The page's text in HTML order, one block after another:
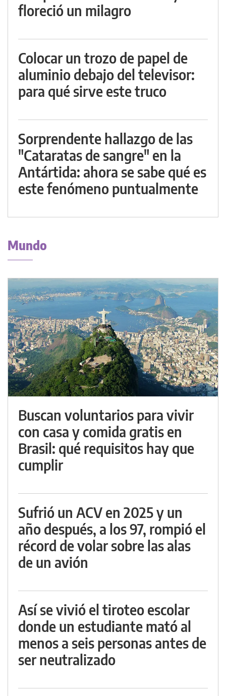
floreció un milagro
Colocar un trozo de papel de
aluminio debajo del televisor:
para qué sirve este truco
Sorprendente hallazgo de las
"Cataratas de sangre" en la
Antártida: ahora se sabe qué es
este fenómeno puntualmente
Mundo
Buscan voluntarios para vivir
con casa y comida gratis en
Brasil: qué requisitos hay que
cumplir
Sufrió un ACV en 2025 y un
año después, a los 97, rompió el
récord de volar sobre las alas
de un avión
Así se vivió el tiroteo escolar
donde un estudiante mató al
menos a seis personas antes de
ser neutralizado